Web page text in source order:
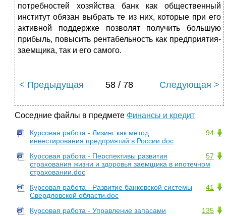
потребностей хозяйства банк как общественный
институт обязан выбрать те из них, которые при его
активной поддержке позволят получить большую
прибыль, повысить рентабельность как предприятия-
заемщика, так и его самого.
< Предыдущая 58 / 78 Следующая >
Соседние файлы в предмете Финансы и кредит
94
Курсовая работа - Лизинг как метод
инвестирования предприятий в России.doc
57
Курсовая работа - Перспективы развития
страхования жизни и здоровья заемщика в ипотечном
страховании.doc
41
Курсовая работа - Развитие банковской системы
Свердловской области.doc
135
Курсовая работа - Управление запасами